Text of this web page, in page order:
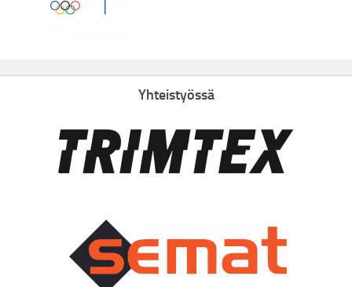
Yhteistyössä